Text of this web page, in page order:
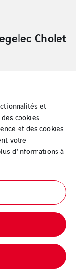
Cholet
Logement
et
cookies
et des cookies
votre
d’informations à